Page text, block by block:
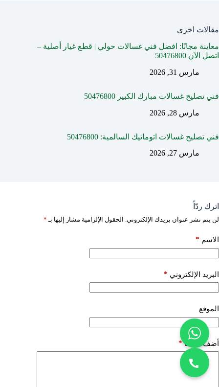
مقالات اخرى
معاينة مجانًا: افضل فني غسالات حولي | قطع غيار أصلية –
اتصل الآن 50476800
مارس 31, 2026
فني تصليح غسالات مبارك الكبير 50476800
مارس 28, 2026
فني تصليح غسالات اتوماتيك السالمية: 50476800
مارس 27, 2026
اترك ردّاً
لن يتم نشر عنوان بريدك الإلكتروني. الحقول الإلزامية مشار إليها بـ *
الاسم *
البريد الإلكتروني *
الموقع
أضف تعليقًا*